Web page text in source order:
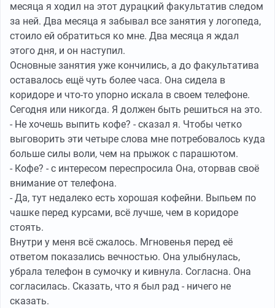
месяца я ходил на этот дурацкий факультатив следом
за ней. Два месяца я забывал все занятия у логопеда,
стоило ей обратиться ко мне. Два месяца я ждал
этого дня, и он наступил.
Основные занятия уже кончились, а до факультатива
оставалось ещё чуть более часа. Она сидела в
коридоре и что-то упорно искала в своем телефоне.
Сегодня или никогда. Я должен быть решиться на это.
- Не хочешь выпить кофе? - сказал я. Чтобы четко
выговорить эти четыре слова мне потребовалось куда
больше силы воли, чем на прыжок с парашютом.
- Кофе? - с интересом переспросила Она, оторвав своё
внимание от телефона.
- Да, тут недалеко есть хорошая кофейни. Выпьем по
чашке перед курсами, всё лучше, чем в коридоре
стоять.
Внутри у меня всё сжалось. Мгновенья перед её
ответом показались вечностью. Она улыбнулась,
убрала телефон в сумочку и кивнула. Согласна. Она
согласилась. Сказать, что я был рад - ничего не
сказать.